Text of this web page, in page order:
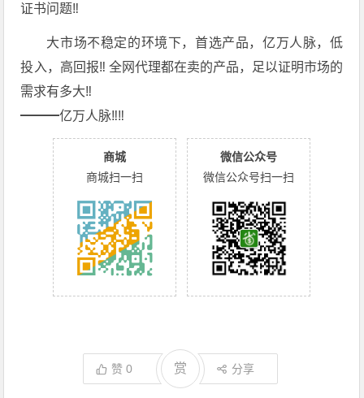
证书问题‼️
大市场不稳定的环境下，首选产品，亿万人脉，低
投入，高回报‼️ 全网代理都在卖的产品，足以证明市场的
需求有多大‼️
━━━亿万人脉‼️‼️
商城
商城扫一扫
微信公众号
微信公众号扫一扫
赞0 赏 分享